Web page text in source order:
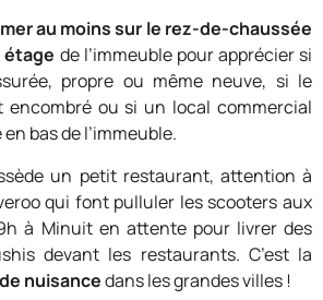
au moins sur le rez-de-chaussée
étage de l’immeuble pour apprécier si
propre ou même neuve, si le
ou si un local commercial
bas de l’immeuble.
un petit restaurant, attention à
qui font pulluler les scooters aux
à Minuit en attente pour livrer des
devant les restaurants. C’est la
nuisancedans les grandes villes !